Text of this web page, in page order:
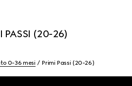
PASSI (20-26)
0-36 mesi Primi Passi (20-26)